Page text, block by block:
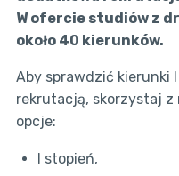
W ofercie studiów z
około 40 kierunków.
Aby sprawdzić kierunki
rekrutacją, skorzystaj z
opcje:
I stopień,